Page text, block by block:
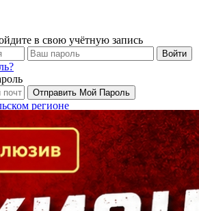
в свою учётную запись
регионе